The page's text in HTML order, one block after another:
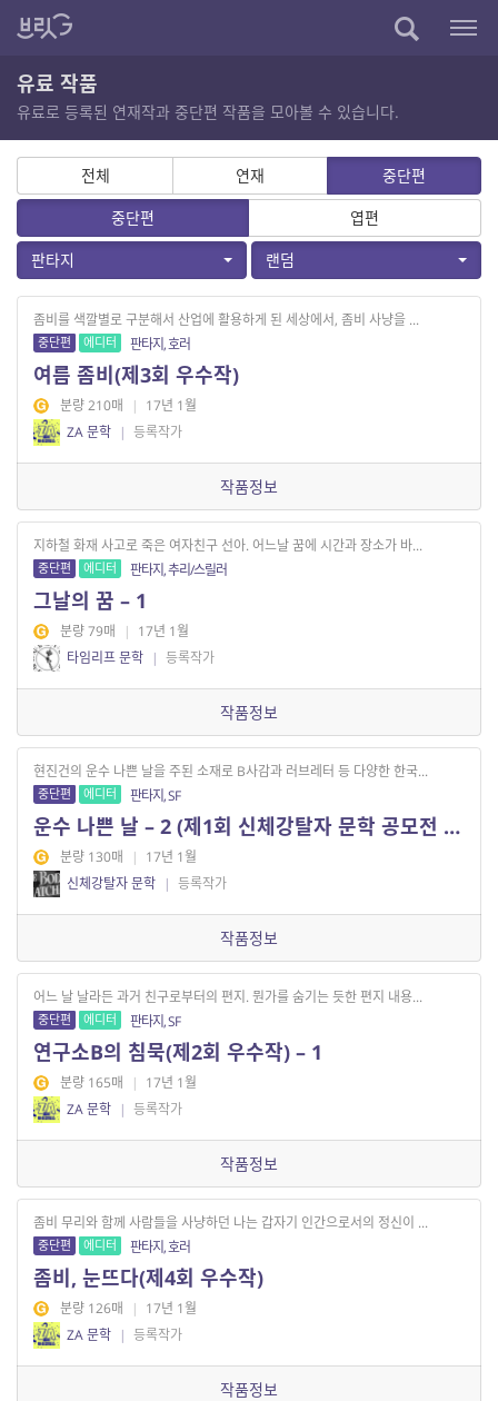
유료 작품
유료로 등록된 연재작과 중단편 작품을 모아볼 수 있습니다.
전체 연재
중단편
중단편
엽편
판타지
랜덤
좀비를 색깔별로 구분해서 산업에 활용하게 된 세상에서, 좀비 사냥을 ...
중단편 에디터 판타지, 호러
여름 좀비(제3회 우수작)
분량 210매 | 17년 1월
ZA 문학 | 등록작가
작품정보
지하철 화재 사고로 죽은 여자친구 선아. 어느날 꿈에 시간과 장소가 바...
중단편 에디터 판타지, 추리/스릴러
그날의 꿈 – 1
분량 79매 | 17년 1월
타임리프 문학 | 등록작가
작품정보
현진건의 운수 나쁜 날을 주된 소재로 B사감과 러브레터 등 다양한 한국...
중단편 에디터 판타지, SF
운수 나쁜 날 – 2 (제1회 신체강탈자 문학 공모전 우수작)
분량 130매 | 17년 1월
신체강탈자 문학 | 등록작가
작품정보
어느 날 날라든 과거 친구로부터의 편지. 뭔가를 숨기는 듯한 편지 내용...
중단편 에디터 판타지, SF
연구소B의 침묵(제2회 우수작) – 1
분량 165매 | 17년 1월
ZA 문학 | 등록작가
작품정보
좀비 무리와 함께 사람들을 사냥하던 나는 갑자기 인간으로서의 정신이 ...
중단편 에디터 판타지, 호러
좀비, 눈뜨다(제4회 우수작)
분량 126매 | 17년 1월
ZA 문학 | 등록작가
작품정보